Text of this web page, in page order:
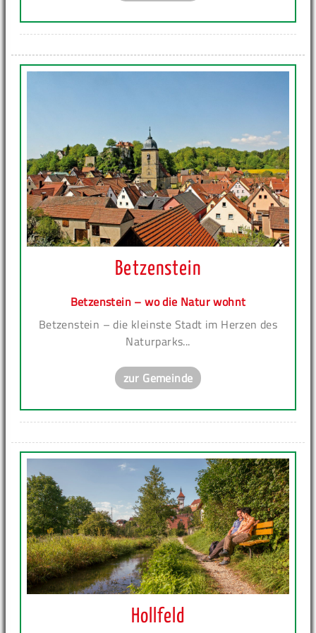
Betzenstein
Betzenstein – wo die Natur wohnt
Betzenstein – die kleinste Stadt im Herzen des
Naturparks...
zur Gemeinde
Hollfeld